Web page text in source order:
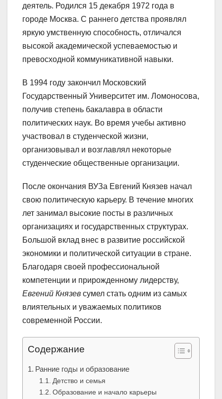
деятель. Родился 15 декабря 1972 года в
городе Москва. С раннего детства проявлял
яркую умственную способность, отличался
высокой академической успеваемостью и
превосходной коммуникативной навыки.
В 1994 году закончил Московский
Государственный Университет им. Ломоносова,
получив степень бакалавра в области
политических наук. Во время учебы активно
участвовал в студенческой жизни,
организовывал и возглавлял некоторые
студенческие общественные организации.
После окончания ВУЗа Евгений Князев начал
свою политическую карьеру. В течение многих
лет занимал высокие посты в различных
организациях и государственных структурах.
Большой вклад внес в развитие российской
экономики и политической ситуации в стране.
Благодаря своей профессиональной
компетенции и прирожденному лидерству,
Евгений Князев сумел стать одним из самых
влиятельных и уважаемых политиков
современной России.
Содержание
Ранние годы и образование
Детство и семья
Образование и начало карьеры